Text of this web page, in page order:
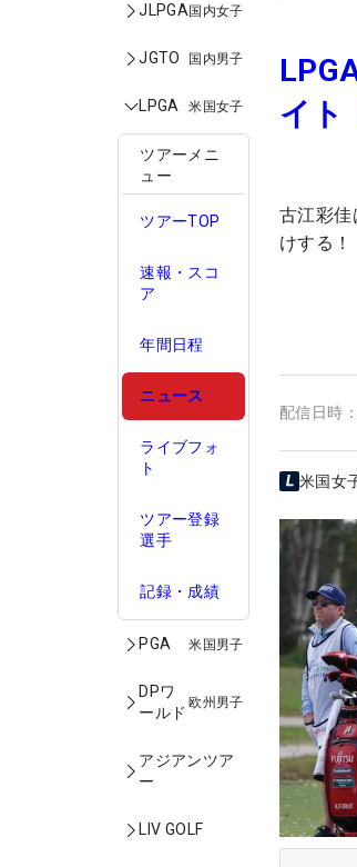
JLPGA国内女子
JGTO 国内男子
LPGA 米国女子
ツアーメニ
ュー
ツアーTOP
速報・スコ
ア
年間日程
ニュース
ライブフォ
ト
ツアー登録
選手
記録・成績
PGA 米国男子
DPワ
ールド
欧州男子
アジアンツア
ー
LIV GOLF
イト
古江彩
けする！
配信日時：
米国女